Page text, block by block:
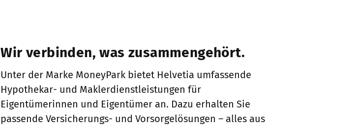
Wir verbinden, was zusammengehört.
Unter der Marke MoneyPark bietet Helvetia umfassende
Hypothekar- und Maklerdienstleistungen für
Eigentümerinnen und Eigentümer an. Dazu erhalten Sie
passende Versicherungs- und Vorsorgelösungen – alles aus